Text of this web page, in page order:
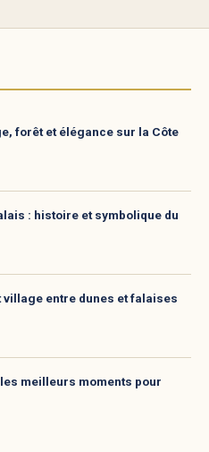
forêt et élégance sur la Côte
: histoire et symbolique du
village entre dunes et falaises
meilleurs moments pour